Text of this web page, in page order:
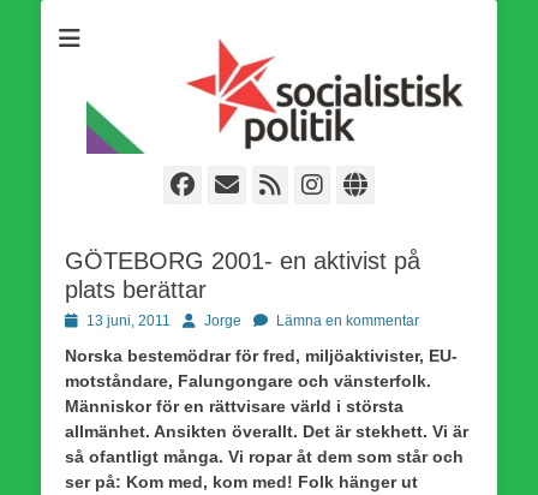
världsomfattande socialistiska Fjärde Internationalen och en viktig
tillgång i kampen för en socialistisk framtid!
Facebook
E-
Webbflöde
Instagram
Webbplats
GÖTEBORG 2001- en aktivist på
plats berättar
Publicerad
13 juni, 2011 Författare
Jorge Lämna en kommentar
Norska bestemödrar för fred, miljöaktivister, EU-
motståndare, Falungongare och vänsterfolk.
Människor för en rättvisare värld i största
allmänhet. Ansikten överallt. Det är stekhett. Vi är
så ofantligt många. Vi ropar åt dem som står och
ser på: Kom med, kom med! Folk hänger ut